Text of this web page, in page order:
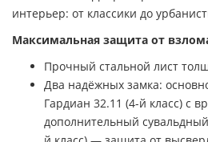
интерьер: от классики до
Максимальная защита от
Прочный стальной лист
Два надёжных замка:
Гардиан 32.11 (4-й класс) с
дополнительный